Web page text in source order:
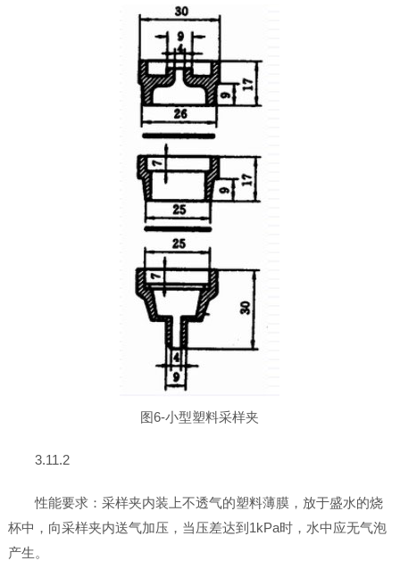
图6-小型塑料采样夹
3.11.2
性能要求：采样夹内装上不透气的塑料薄膜，放于盛水的烧
杯中，向采样夹内送气加压，当压差达到1kPa时，水中应无气泡
产生。